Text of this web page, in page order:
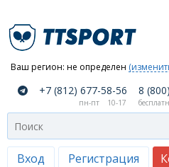
Ваш регион: не определен
Вход Регистрация
компании
Как
сделать
заказ
+7 (812) 677-58-56 8
пн-пт 10-17